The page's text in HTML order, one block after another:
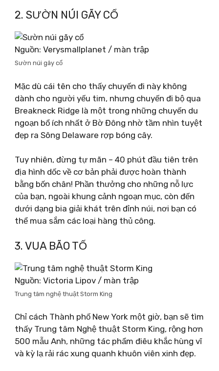
2. SƯỜN NÚI GÃY CỔ
Nguồn: Verysmallplanet / màn trập
Sườn núi gãy cổ
Mặc dù cái tên cho thấy chuyến đi này không
dành cho người yếu tim, nhưng chuyến đi bộ qua
Breakneck Ridge là một trong những chuyến du
ngoạn bổ ích nhất ở Bờ Đông nhờ tầm nhìn tuyệt
đẹp ra Sông Delaware rợp bóng cây.
Tuy nhiên, đừng tự mãn – 40 phút đầu tiên trên
địa hình dốc về cơ bản phải được hoàn thành
bằng bốn chân! Phần thưởng cho những nỗ lực
của bạn, ngoài khung cảnh ngoạn mục, còn đến
dưới dạng bia giải khát trên đỉnh núi, nơi bạn có
thể mua sắm các loại hàng thủ công.
3. VUA BÃO TỐ
Nguồn: Victoria Lipov / màn trập
Trung tâm nghệ thuật Storm King
Chỉ cách Thành phố New York một giờ, bạn sẽ tìm
thấy Trung tâm Nghệ thuật Storm King, rộng hơn
500 mẫu Anh, những tác phẩm điêu khắc hùng vĩ
và kỳ lạ rải rác xung quanh khuôn viên xinh đẹp.